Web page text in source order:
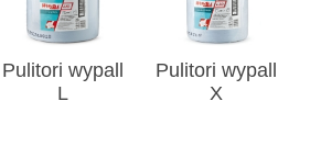
Pulitori wypall
L
Pulitori wypall
X